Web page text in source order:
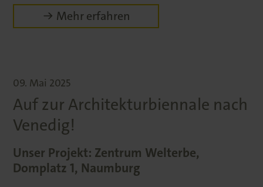
Mehr erfahren
09. Mai 2025
Auf zur Architekturbiennale nach
Venedig!
Unser Projekt: Zentrum Welterbe,
Domplatz 1, Naumburg